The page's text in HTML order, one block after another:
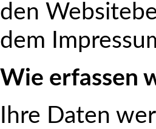
den
dem
Wie erfassen
Ihre Daten